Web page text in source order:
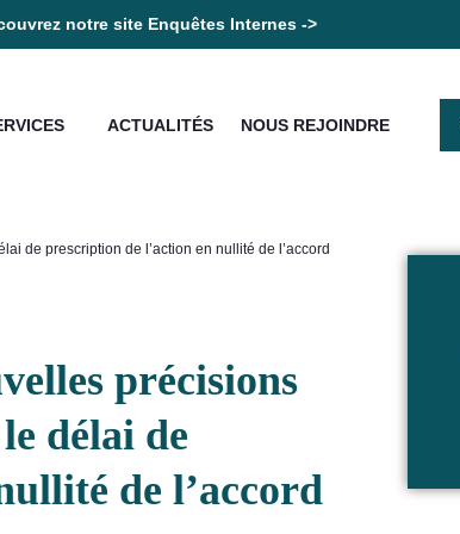
notre site Enquêtes Internes ->
ACTUALITÉS NOUS REJOINDRE
de prescription de l’action en nullité de l’accord
précisions
délai de
de l’accord